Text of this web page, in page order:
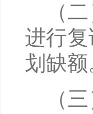
（
进行
划缺额
（